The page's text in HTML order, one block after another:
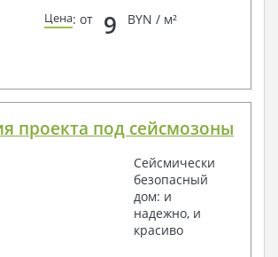
Цена: от 9 BYN / м²
проекта под сейсмозоны
Сейсмически
безопасный
дом: и
надежно, и
красиво